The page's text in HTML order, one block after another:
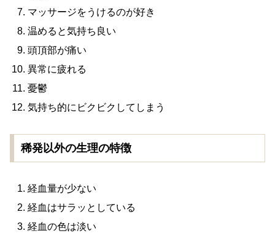
マッサージをうけるのが好き
温めると気持ち良い
頭頂部が痛い
異常に疲れる
憂鬱
気持ち的にビクビクしてしまう
稀発以外の生理の特徴
経血量が少ない
経血はサラッとしている
経血の色は淡い